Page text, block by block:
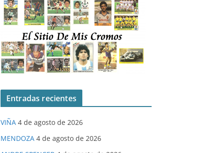
Entradas recientes
VIÑA 4 de agosto de 2026
MENDOZA 4 de agosto de 2026